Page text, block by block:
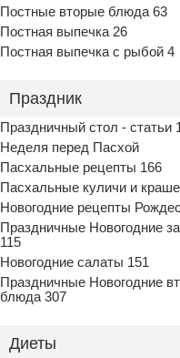
Постные вторые блюда 63
Постная выпечка 26
Постная выпечка с рыбой 4
Праздник
Праздничный стол - статьи
Неделя перед Пасхой
Пасхальные рецепты 166
Пасхальные куличи и
Новогодние рецепты
Праздничные Новогодние
115
Новогодние салаты 151
Праздничные Новогодние
блюда 307
Диеты